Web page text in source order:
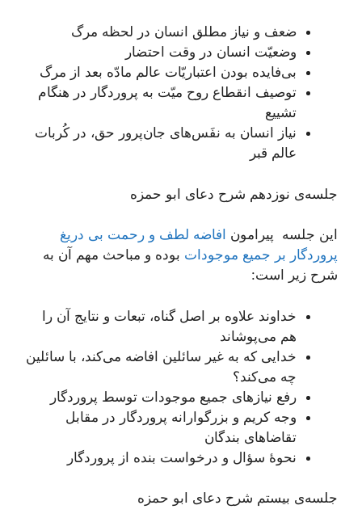
ضعف و نیاز مطلق انسان در لحظه مرگ
وضعیّت انسان در وقت احتضار
بی‌فایده بودن اعتباریّات عالم مادّه بعد از مرگ
توصیف انقطاع روح میّت به پروردگار در هنگام
تشییع
نیاز انسان به نفَس‌های جان‌پرور حق، در کُربات
عالم قبر
جلسه‌ی نوزدهم شرح دعای ابو حمزه
این جلسه پیرامون افاضه لطف و رحمت بی دریغ
پروردگار بر جمیع موجودات بوده و مباحث مهم آن به
شرح زیر است:
خداوند علاوه بر اصل گناه، تبعات و نتایج آن را
هم می‌پوشاند
خدایی که به غیر سائلین افاضه می‌کند، با سائلین
چه می‌کند؟
رفع نیازهای جمیع موجودات توسط پروردگار
وجه کریم و بزرگوارانه پروردگار در مقابل
تقاضاهای بندگان
نحوۀ سؤال و درخواست بنده از پروردگار
جلسه‌ی بیستم شرح دعای ابو حمزه